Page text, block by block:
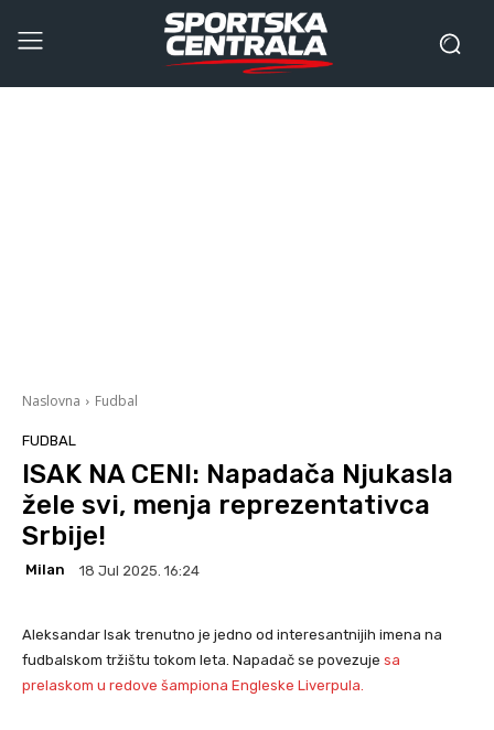
Naslovna Fudbal
FUDBAL
ISAK NA CENI: Napadača Njukasla
žele svi, menja reprezentativca
Srbije!
Milan 18 Jul 2025. 16:24
Aleksandar Isak trenutno je jedno od interesantnijih imena na
fudbalskom tržištu tokom leta. Napadač se povezuje sa
prelaskom u redove šampiona Engleske Liverpula.